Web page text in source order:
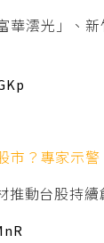
華澐光」、
市？專家示
推動台股持